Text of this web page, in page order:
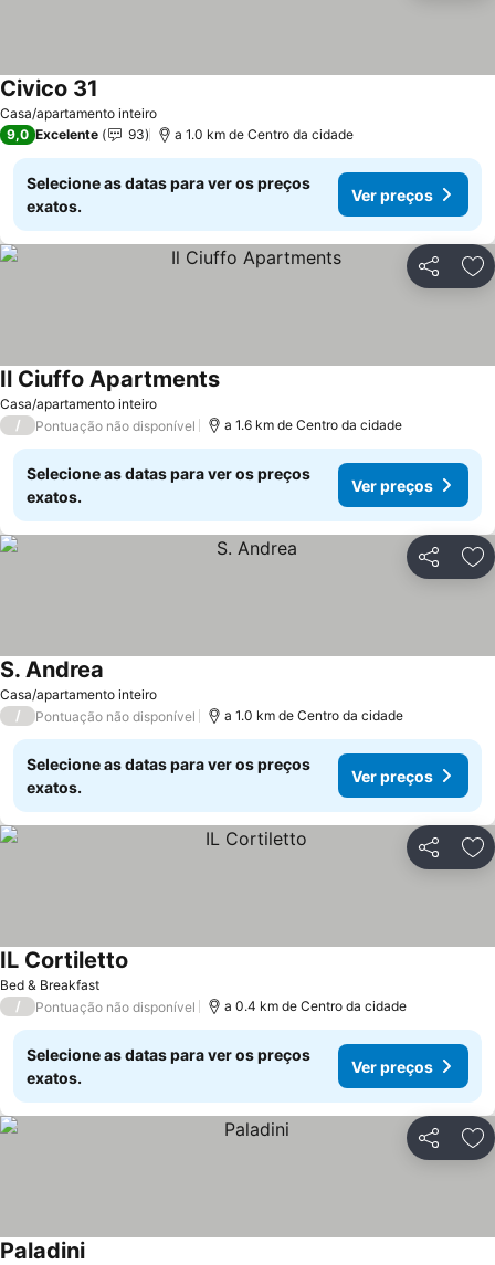
Casa/apartamento inteiro
Civico 31
9,0 Excelente 93 a 1.0 km de Centro da cidade
Selecione as datas para ver os preços
exatos.
Ver preços
Partilhar
Casa/apartamento inteiro
Il Ciuffo Apartments
/ Pontuação não disponível a 1.6 km de Centro da cidade
Selecione as datas para ver os preços
exatos.
Ver preços
Partilhar
Casa/apartamento inteiro
S. Andrea
/ Pontuação não disponível a 1.0 km de Centro da cidade
Selecione as datas para ver os preços
exatos.
Ver preços
Partilhar
Bed & Breakfast
IL Cortiletto
/ Pontuação não disponível a 0.4 km de Centro da cidade
Selecione as datas para ver os preços
exatos.
Ver preços
Partilhar
Paladini